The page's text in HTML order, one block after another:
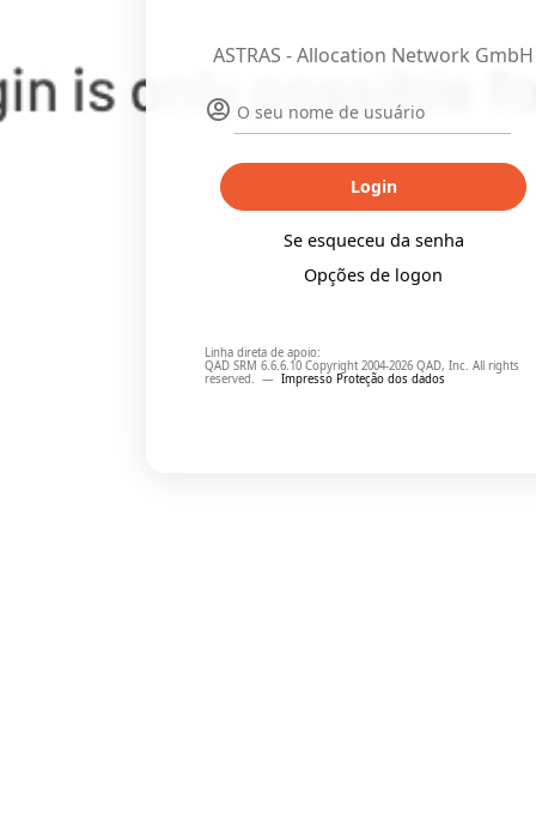
ASTRAS - Allocation Network GmbH
Login
Se esqueceu da senha
Opções de logon
Linha direta de apoio:
QAD SRM 6.6.6.10 Copyright 2004-2026 QAD, Inc. All rights
reserved. — Impresso Proteção dos dados